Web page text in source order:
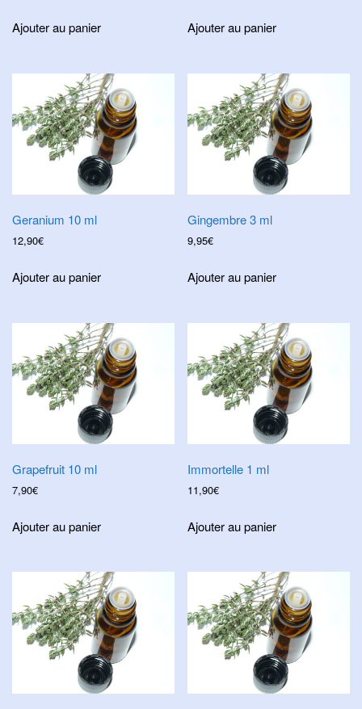
Ajouter au panier Ajouter au panier
Geranium 10 ml
12,90€
Ajouter au panier
Gingembre 3 ml
9,95€
Ajouter au panier
Grapefruit 10 ml
7,90€
Ajouter au panier
Immortelle 1 ml
11,90€
Ajouter au panier